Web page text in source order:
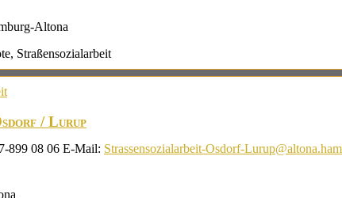
Altona
, Straßensozialarbeit
/ Lurup
899 08 06 E-Mail: Strassensozialarbeit-Osdorf-